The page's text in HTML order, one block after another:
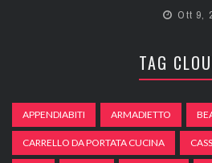
Ott 9,
TAG
APPENDIABITI ARMADIETTO
CARRELLO DA PORTATA CUCINA